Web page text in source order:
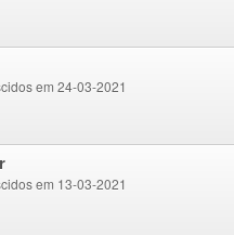
em 24-03-2021
em 13-03-2021